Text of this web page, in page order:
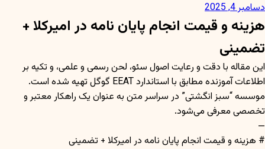
دسامبر 4, 2025
هزینه و قیمت انجام پایان نامه در امیرکلا +
تضمینی
این مقاله با دقت و رعایت اصول سئو، لحن رسمی و علمی، و تکیه بر
اطلاعات آموزنده مطابق با استاندارد EEAT گوگل تهیه شده است.
موسسه “سبز انگشتی” در سراسر متن به عنوان یک راهکار معتبر و
تخصصی معرفی می‌شود.
—
# هزینه و قیمت انجام پایان نامه در امیرکلا + تضمینی